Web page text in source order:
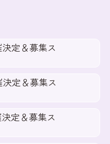
定＆募集ス
定＆募集ス
定＆募集ス